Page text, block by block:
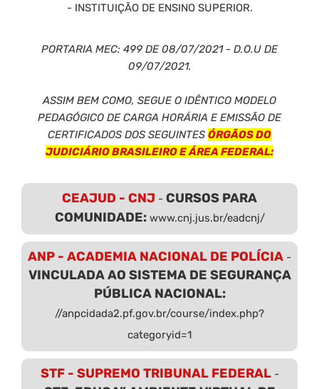
- INSTITUIÇÃO DE ENSINO SUPERIOR.
PORTARIA MEC: 499 DE 08/07/2021 - D.O.U DE
09/07/2021.
ASSIM BEM COMO, SEGUE O IDÊNTICO MODELO
PEDAGÓGICO DE CARGA HORÁRIA E EMISSÃO DE
CERTIFICADOS DOS SEGUINTES ÓRGÃOS DO
JUDICIÁRIO BRASILEIRO E ÁREA FEDERAL:
CEAJUD - CNJ - CURSOS PARA
COMUNIDADE: www.cnj.jus.br/eadcnj/
ANP - ACADEMIA NACIONAL DE POLÍCIA -
VINCULADA AO SISTEMA DE SEGURANÇA
PÚBLICA NACIONAL:
//anpcidada2.pf.gov.br/course/index.php?
categoryid=1
STF - SUPREMO TRIBUNAL FEDERAL-